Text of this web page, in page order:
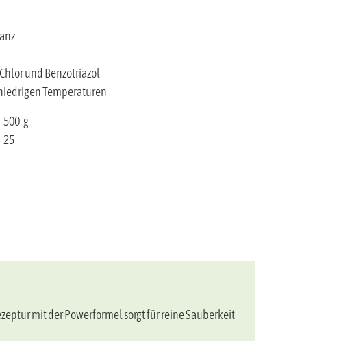
und Benzotriazol
Temperaturen
500 g
25
mit der Powerformel sorgt für reine Sauberkeit